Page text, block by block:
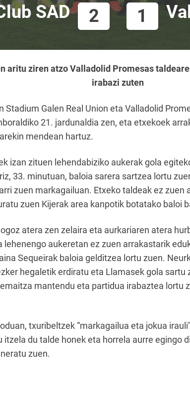
SAD 2 1
aritu ziren atzo Valladolid Promesas
irabazi zuten
Stadium Galen Real Union eta Valladolid
21. jardunaldia zen, eta etxekoek
mendean hartuz.
izan zituen lehendabiziko aukerak gola
33. minutuan, baloia sarera sartzea lortu
zuen markagailuan. Etxeko taldeak ez zuen
zuen Kijerak area kanpotik botatako baloi
atera zen zelaira eta aurkariaren atera
lehenengo aukeretan ez zuen arrakastarik
Sequeirak baloia gelditzea lortu zuen.
hegaletik erdiratu eta Llamasek gola sartu
mantendu eta partidua irabaztea lortu
txuribeltzek “markagailua eta jokua
du talde honek eta horrela aurre egingo
zuen.